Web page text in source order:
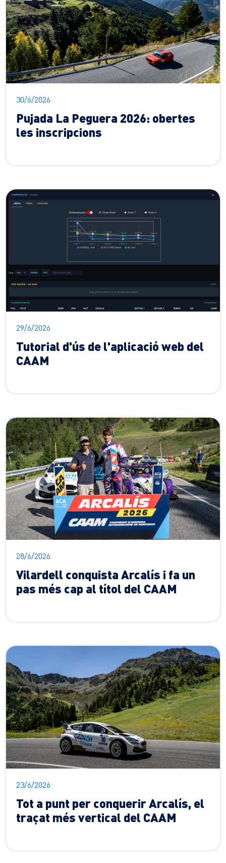
30/6/2026
Pujada La Peguera 2026: obertes
les inscripcions
29/6/2026
Tutorial d'ús de l'aplicació web del
CAAM
28/6/2026
Vilardell conquista Arcalís i fa un
pas més cap al títol del CAAM
23/6/2026
Tot a punt per conquerir Arcalís, el
traçat més vertical del CAAM